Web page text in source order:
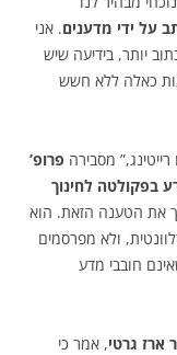
על ידי מדענים. אני
יותר, בידיעה שיש
כאלה ללא חשש
מסבירה פרופ’
בפקולטה לחינוך
את הטענה הזאת. הוא
ולא מפרסמים
חובבי מדע
ר ארז גרטי, אמר כי